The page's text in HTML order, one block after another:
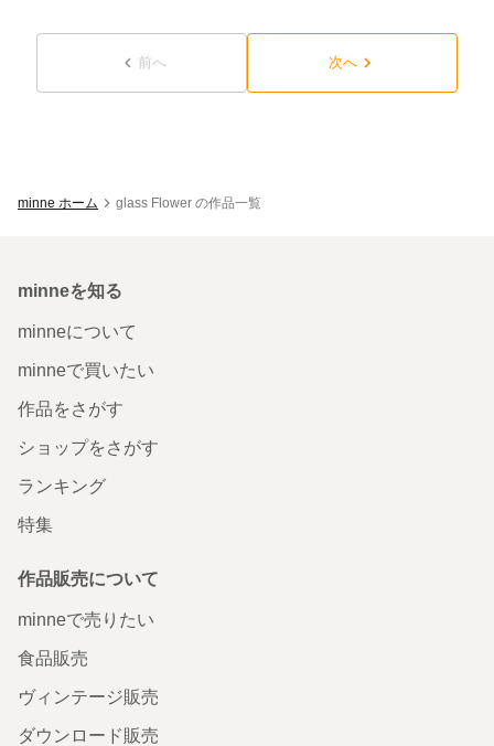
前へ 次へ
minne ホーム glass Flower の作品一覧
minneを知る
minneについて
minneで買いたい
作品をさがす
ショップをさがす
ランキング
特集
作品販売について
minneで売りたい
食品販売
ヴィンテージ販売
ダウンロード販売